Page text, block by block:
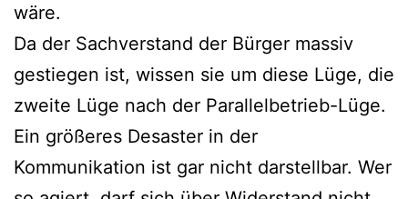
wäre.
Da der Sachverstand der Bürger massiv
gestiegen ist, wissen sie um diese Lüge, die
zweite Lüge nach der Parallelbetrieb-Lüge.
Ein größeres Desaster in der
Kommunikation ist gar nicht darstellbar. Wer